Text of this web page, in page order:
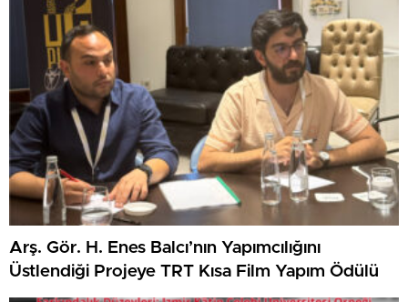
Arş. Gör. H. Enes Balcı’nın Yapımcılığını
Üstlendiği Projeye TRT Kısa Film Yapım Ödülü